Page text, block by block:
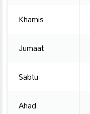
Khamis
Jumaat
Sabtu
Ahad